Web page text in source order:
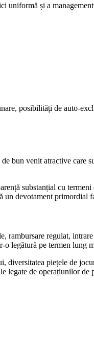
uniformă și a
posibilități de auto-
bun venit atractive care
substanțial cu
devotament primordial
rambursare regulat,
o legătură pe termen lung
diversitatea piețele de
legate de operațiunilor de